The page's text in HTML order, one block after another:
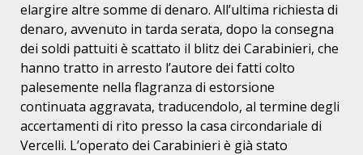
elargire altre somme di denaro. All’ultima richiesta di
denaro, avvenuto in tarda serata, dopo la consegna
dei soldi pattuiti è scattato il blitz dei Carabinieri, che
hanno tratto in arresto l’autore dei fatti colto
palesemente nella flagranza di estorsione
continuata aggravata, traducendolo, al termine degli
accertamenti di rito presso la casa circondariale di
Vercelli. L’operato dei Carabinieri è già stato